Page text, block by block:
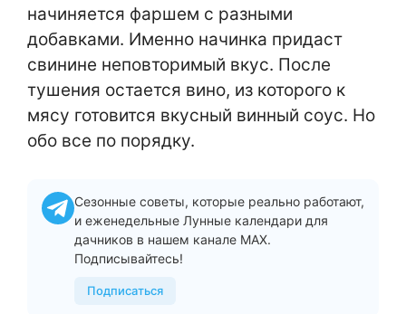
начиняется фаршем с разными
добавками. Именно начинка придаст
свинине неповторимый вкус. После
тушения остается вино, из которого к
мясу готовится вкусный винный соус. Но
обо все по порядку.
Сезонные советы, которые реально работают,
и еженедельные Лунные календари для
дачников в нашем канале MAX.
Подписывайтесь!
Подписаться